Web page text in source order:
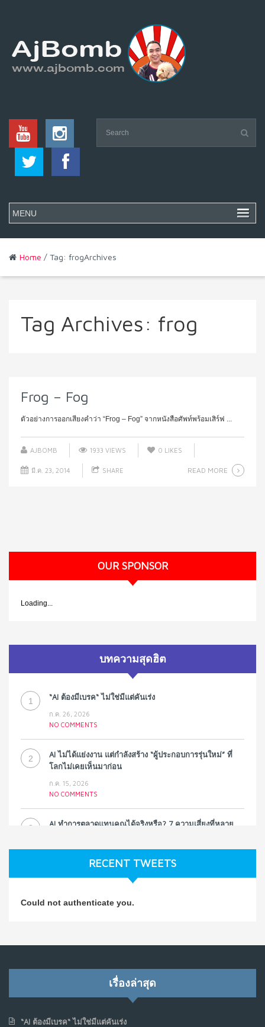
Home / Tag: frogArchives
Tag Archives: frog
Frog – Fog
ตัวอย่างการออกเสียงคำว่า “Frog – Fog” จากหนังสือศัพท์พร้อมเสิร์ฟ ...
AJBOMB 1933 VIEWS 0 LIKES
มี.ค. 23, 2014 SHARE READ MORE
OUR SPONSOR
Loading...
บทความสุดฮิต
1 “AI ต้องมีเบรค“ ไม่ใช่มีแต่คันเร่ง
ก.ค. 26, 2026
NO COMMENTS
2
AI ไม่ได้แย่งงาน แต่กำลังสร้าง “ผู้ประกอบการรุ่นใหม่” ที่
โลกไม่เคยเห็นมาก่อน
ก.ค. 15, 2026
NO COMMENTS
3
AI ทำการตลาดแทนคุณได้จริงหรือ? 7 ความเสี่ยงที่หลาย
NO COMMENTS
Koe ในแบบอาจารย์บอม
รัฐอาจเป็นจุดเริ่มต้นของ “ขบวนการประท้วงดิจิทัล” ครั้งใหม่
RECENT TWEETS
Could not authenticate you.
เรื่องล่าสุด
“AI ต้องมีเบรค“ ไม่ใช่มีแต่คันเร่ง